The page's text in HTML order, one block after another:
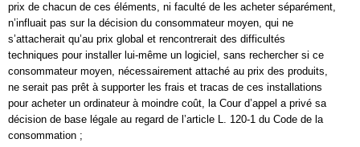
prix de chacun de ces éléments, ni faculté de les acheter séparément,
n’influait pas sur la décision du consommateur moyen, qui ne
s’attacherait qu’au prix global et rencontrerait des difficultés
techniques pour installer lui-même un logiciel, sans rechercher si ce
consommateur moyen, nécessairement attaché au prix des produits,
ne serait pas prêt à supporter les frais et tracas de ces installations
pour acheter un ordinateur à moindre coût, la Cour d’appel a privé sa
décision de base légale au regard de l’article L. 120-1 du Code de la
consommation ;